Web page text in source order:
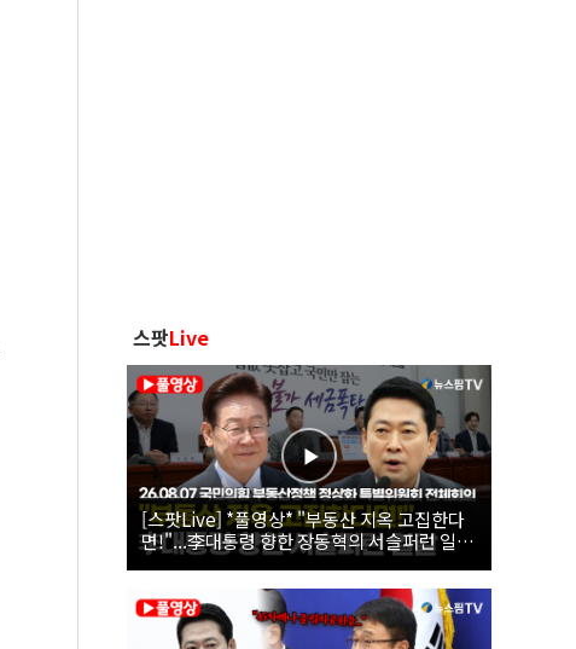
스팟Live
[스팟Live] *풀영상* "부동산 지옥 고집한다
면!"...李대통령 향한 장동혁의 서슬퍼런 일갈
| 26.08.07 국민의힘 부동산정책 정상화 특별
위원회 전체회의